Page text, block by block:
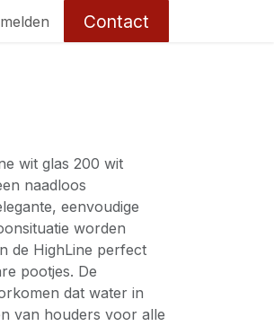
Contact
wit glas 200 wit
naadloos
eenvoudige
worden
de HighLine perfect
pootjes. De
dat water in
van houders voor alle